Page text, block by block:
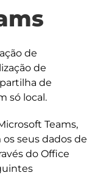
de
de
de
só local.
Teams,
seus dados de
do Office